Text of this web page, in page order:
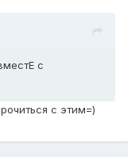
с
с этим=)